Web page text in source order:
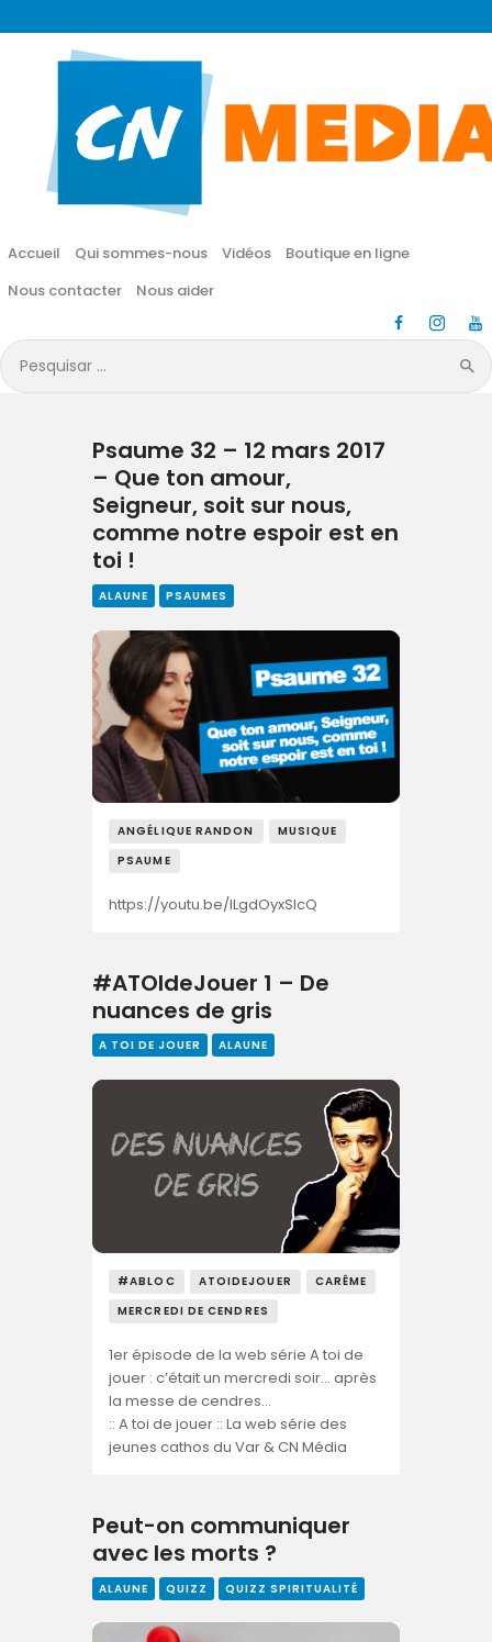
Accueil Qui sommes-nous Vidéos
Boutique en ligne
Nous contacter
Nous aider
Pesquisar
por:
CN MÉDIA
Une vie nouvelle en JESUS !
Accueil
Vidéos
Boutique en ligne
Nous aider
Psaume 32 – 12 mars 2017
– Que ton amour,
Seigneur, soit sur nous,
comme notre espoir est en
toi !
ALAUNE PSAUMES
ANGÉLIQUE RANDON
MUSIQUE
PSAUME
https://youtu.be/ILgdOyxSIcQ
#ATOIdeJouer 1 – De
nuances de gris
A TOI DE JOUER ALAUNE
#ABLOC ATOIDEJOUER
CARÊME
MERCREDI DE CENDRES
1er épisode de la web série A toi de
jouer : c’était un mercredi soir… après
la messe de cendres…
:: A toi de jouer :: La web série des
jeunes cathos du Var & CN Média
Peut-on communiquer
avec les morts ?
ALAUNE QUIZZ QUIZZ SPIRITUALITÉ